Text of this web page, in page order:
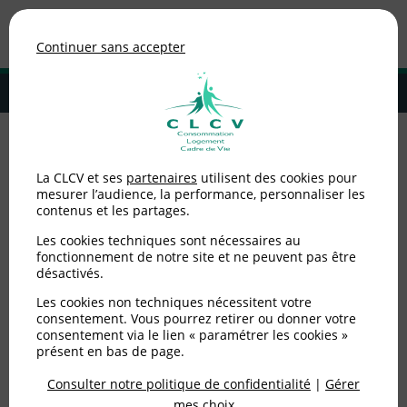
MENU
Adhérer à la CLCV
comment bien choisir ses nouvelles ampoules ?
Fin des ampoules
halogènes : comment
bien choisir ses
nouvelles ampoules ?
Publié le31/08/2018(mis à jour le05/06/2025)
Continuer sans accepter
La CLCV et ses partenaires utilisent des cookies pour
mesurer l’audience, la performance, personnaliser les
contenus et les partages.
Les cookies techniques sont nécessaires au
fonctionnement de notre site et ne peuvent pas être
désactivés.
Les cookies non techniques nécessitent votre
consentement. Vous pourrez retirer ou donner votre
consentement via le lien « paramétrer les cookies »
présent en bas de page.
Consulter notre politique de confidentialité | Gérer